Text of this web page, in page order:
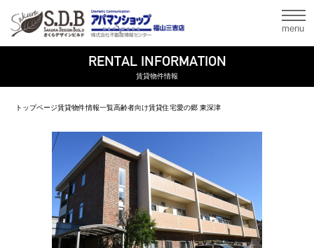
menu
RENTAL INFORMATION
賃貸物件情報
トップページ賃貸物件情報一覧高齢者向け賃貸住宅愛の郷 東深津